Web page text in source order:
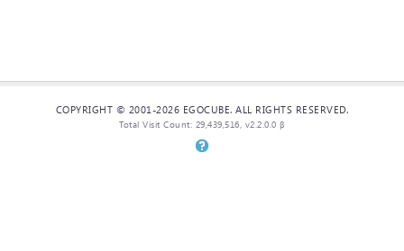
COPYRIGHT © 2001-2026 EGOCUBE. ALL RIGHTS RESERVED.
Total Visit Count: 29,439,516, v2.2.0.0 β